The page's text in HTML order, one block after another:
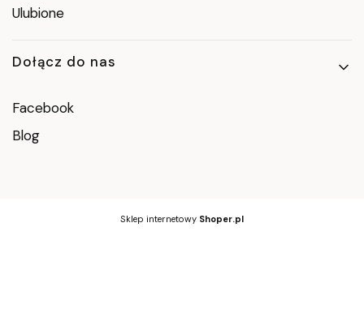
Ulubione
Dołącz do nas
Facebook
Blog
Sklep internetowy Shoper.pl